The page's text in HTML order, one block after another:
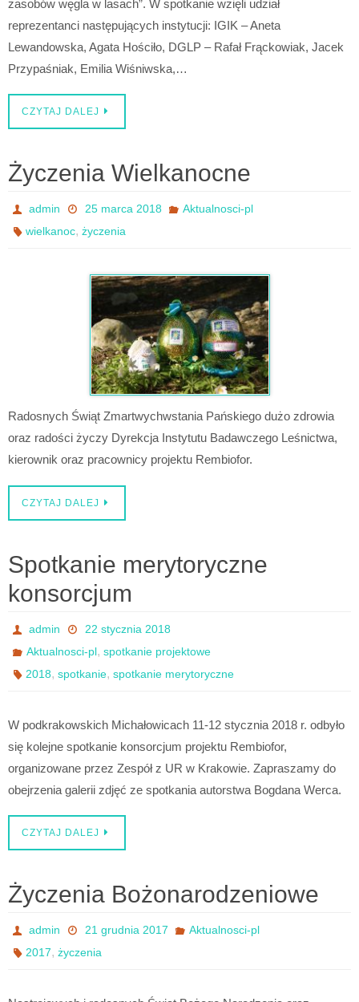
zasobów węgla w lasach”. W spotkanie wzięli udział
reprezentanci następujących instytucji: IGIK – Aneta
Lewandowska, Agata Hościło, DGLP – Rafał Frąckowiak, Jacek
Przypaśniak, Emilia Wiśniwska,…
CZYTAJ DALEJ
Życzenia Wielkanocne
admin 25 marca 2018
Aktualnosci-pl
wielkanoc,życzenia
Radosnych Świąt Zmartwychwstania Pańskiego dużo zdrowia
oraz radości życzy Dyrekcja Instytutu Badawczego Leśnictwa,
kierownik oraz pracownicy projektu Rembiofor.
CZYTAJ DALEJ
Spotkanie merytoryczne
konsorcjum
admin
22 stycznia 2018
Aktualnosci-pl,spotkanie projektowe
2018,spotkanie,spotkanie merytoryczne
W podkrakowskich Michałowicach 11-12 stycznia 2018 r. odbyło
się kolejne spotkanie konsorcjum projektu Rembiofor,
organizowane przez Zespół z UR w Krakowie. Zapraszamy do
obejrzenia galerii zdjęć ze spotkania autorstwa Bogdana Werca.
CZYTAJ DALEJ
Życzenia Bożonarodzeniowe
admin 21 grudnia 2017
Aktualnosci-pl
2017,życzenia